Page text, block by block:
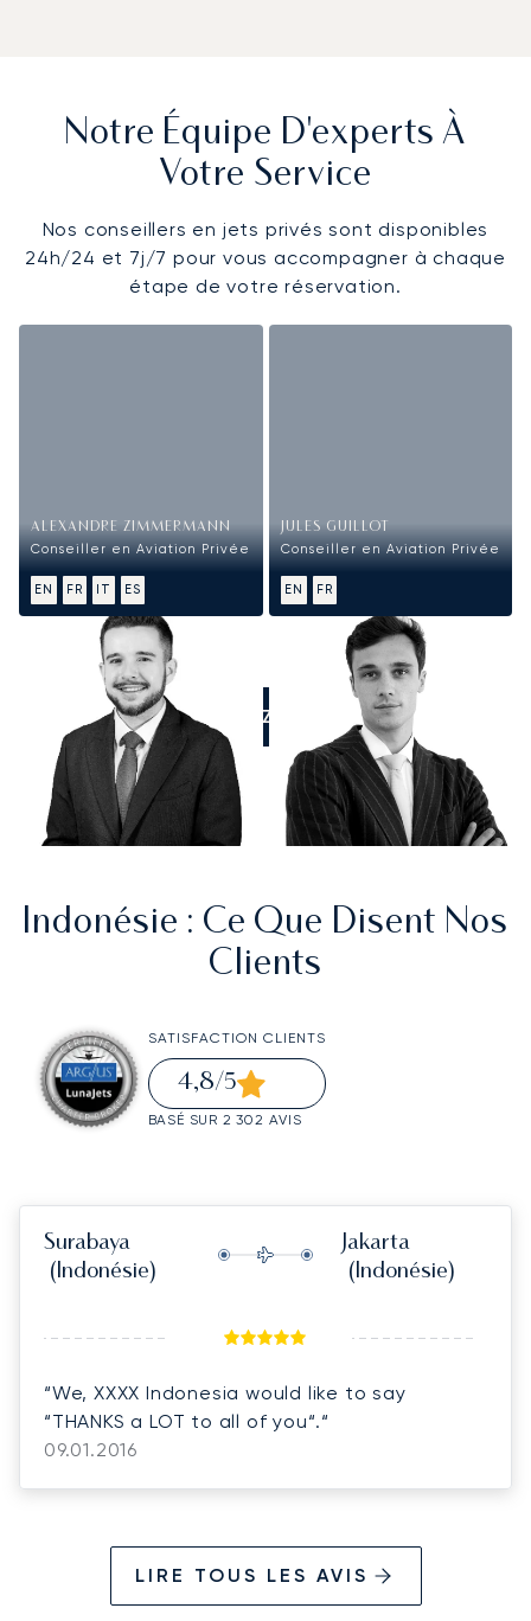
Notre Équipe D'experts À
Votre Service
Nos conseillers en jets privés sont disponibles
24h/24 et 7j/7 pour vous accompagner à chaque
étape de votre réservation.
ALEXANDRE ZIMMERMANN
Conseiller en Aviation Privée
EN FR IT ES
JULES GUILLOT
Conseiller en Aviation Privée
EN FR
APPELEZ-NOUS
Indonésie : Ce Que Disent Nos
Clients
SATISFACTION CLIENTS
4,8/5
BASÉ SUR 2 302 AVIS
Surabaya
(Indonésie)
Jakarta
(Indonésie)
“We, XXXX Indonesia would like to say
“THANKS a LOT to all of you“.“
09.01.2016
LIRE TOUS LES AVIS